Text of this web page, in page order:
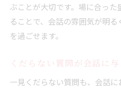
ぶことが大切です。場に合っ
ることで、会話の雰囲気が明
を過ごせます。
くだらない質問が会話に
一見くだらない質問も、会話